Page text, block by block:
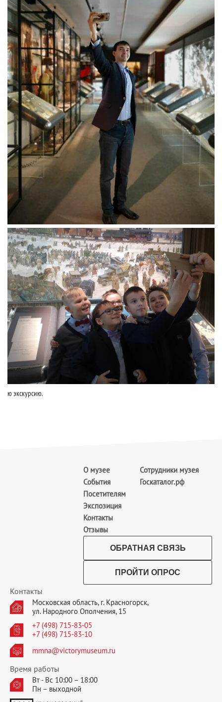
ю экскурсию.
О музее
События
Посетителям
Экспозиция
Контакты
Отзывы
Сотрудники музея
Госкаталог.рф
ОБРАТНАЯ СВЯЗЬ
ПРОЙТИ ОПРОС
Контакты
Московская область, г. Красногорск,
ул. Народного Ополчения, 15
+7 (498) 715-83-05
+7 (498) 715-83-10
mmna@victorymuseum.ru
Время работы
Вт - Вс 10:00 – 18:00
Пн – выходной